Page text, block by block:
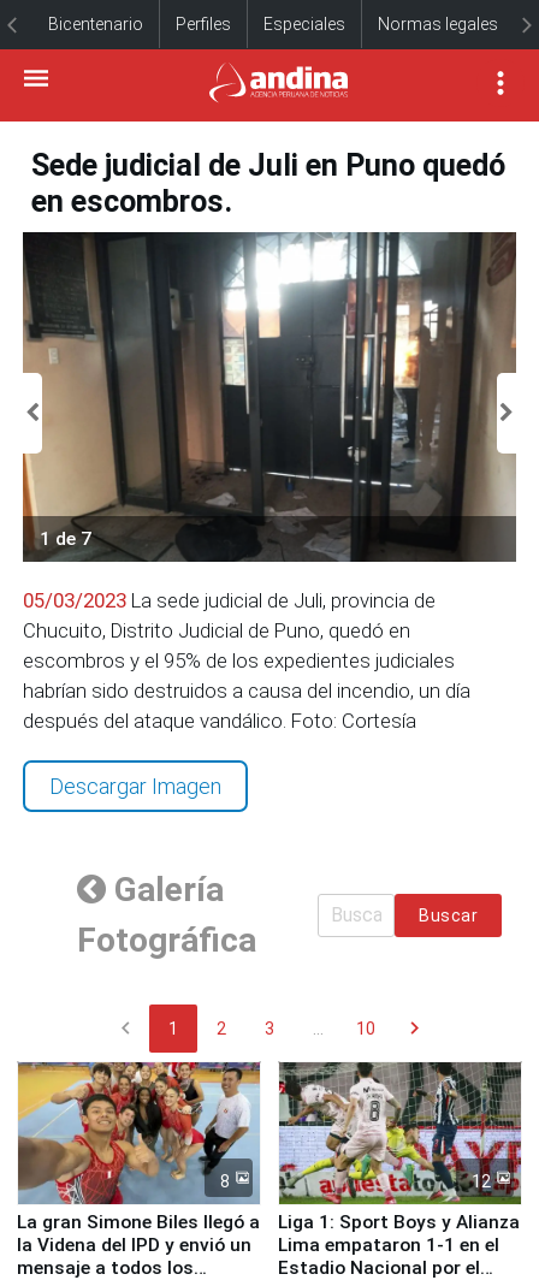
Bicentenario Perfiles Especiales Normas legales
Sede judicial de Juli en Puno quedó
en escombros.
1 de 7
05/03/2023 La sede judicial de Juli, provincia de
Chucuito, Distrito Judicial de Puno, quedó en
escombros y el 95% de los expedientes judiciales
habrían sido destruidos a causa del incendio, un día
después del ataque vandálico. Foto: Cortesía
Descargar Imagen
Galería
Fotográfica
Buscar
chevron_left 1 2 3 10 chevron_right
8
La gran Simone Biles llegó a
la Videna del IPD y envió un
mensaje a todos los
12
Liga 1: Sport Boys y Alianza
Lima empataron 1-1 en el
Estadio Nacional por el